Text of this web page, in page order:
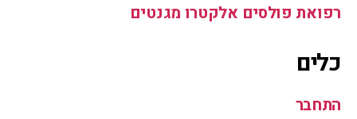
רפואת פולסים אלקטרו מגנטים
כלים
התחבר